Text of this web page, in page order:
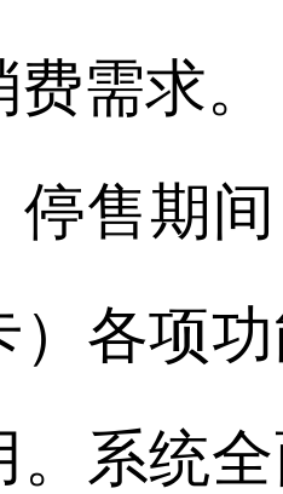
需求。
期间
）各项
。系统